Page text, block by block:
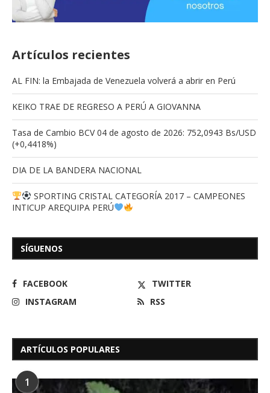
Artículos recientes
AL FIN: la Embajada de Venezuela volverá a abrir en Perú
KEIKO TRAE DE REGRESO A PERÚ A GIOVANNA
Tasa de Cambio BCV 04 de agosto de 2026: 752,0943 Bs/USD
(+0,4418%)
DIA DE LA BANDERA NACIONAL
SPORTING CRISTAL CATEGORÍA 2017 – CAMPEONES
INTICUP AREQUIPA PERÚ
SÍGUENOS
FACEBOOK
TWITTER
INSTAGRAM
RSS
ARTÍCULOS POPULARES
1